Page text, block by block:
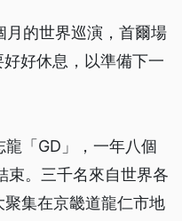
月的世界巡演，首爾場
好休息，以準備下一
「GD」，一年八個
束。三千名來自世界各
集在京畿道龍仁市地